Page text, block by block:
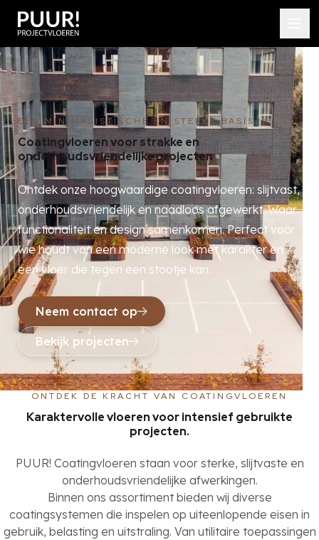
EEN MINIMALISTISCHE EN STERKE BASIS
Coatingvloeren voor strakke en
onderhoudsvriendelijke projecten
Ontdek onze hoogwaardige coatingvloeren: slijtvast,
onderhoudsvriendelijk en naadloos afgewerkt. Waar
functionaliteit en design samenkomen. Perfect voor
wie houdt van een moderne look met karakter en
een vloer die tegen een stootje kan.
Neem contact op
Bekijk projecten
ONTDEK DE KRACHT VAN COATINGVLOEREN
Karaktervolle vloeren voor intensief gebruikte
projecten.
PUUR! Coatingvloeren staan voor sterke, slijtvaste en
onderhoudsvriendelijke afwerkingen.
Binnen ons assortiment bieden wij diverse
coatingsystemen die inspelen op uiteenlopende eisen in
gebruik, belasting en uitstraling. Van utilitaire toepassingen